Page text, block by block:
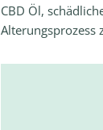
CBD Öl,
Alterungsprozess